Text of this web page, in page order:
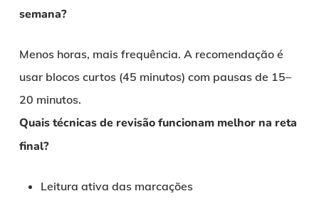
semana?
Menos horas, mais frequência. A recomendação é
usar blocos curtos (45 minutos) com pausas de 15–
20 minutos.
Quais técnicas de revisão funcionam melhor na reta
final?
Leitura ativa das marcações